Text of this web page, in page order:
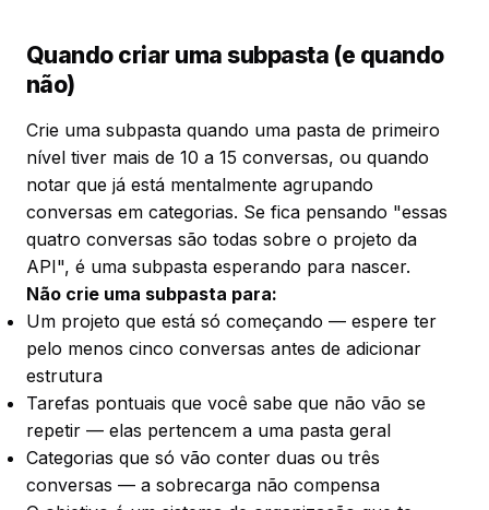
Quando criar uma subpasta (e quando
não)
Crie uma subpasta quando uma pasta de primeiro
nível tiver mais de 10 a 15 conversas, ou quando
notar que já está mentalmente agrupando
conversas em categorias. Se fica pensando "essas
quatro conversas são todas sobre o projeto da
API", é uma subpasta esperando para nascer.
Não crie uma subpasta para:
Um projeto que está só começando — espere ter
pelo menos cinco conversas antes de adicionar
estrutura
Tarefas pontuais que você sabe que não vão se
repetir — elas pertencem a uma pasta geral
Categorias que só vão conter duas ou três
conversas — a sobrecarga não compensa